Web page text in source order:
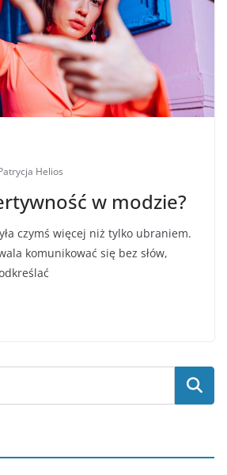
Helios
w modzie?
czymś więcej niż tylko ubraniem.
komunikować się bez słów,